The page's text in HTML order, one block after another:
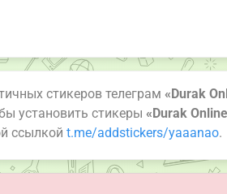
стикеров телеграм «Durak
установить стикеры «Durak
ссылкой t.me/addstickers/yaaanao.